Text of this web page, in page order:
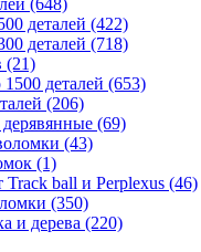
(648)
деталей (422)
деталей (718)
(21)
деталей (653)
(206)
(69)
(43)
(1)
ball и Perplexus (46)
(350)
и дерева (220)